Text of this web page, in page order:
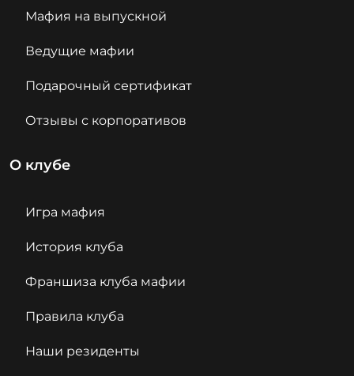
Мафия на выпускной
Ведущие мафии
Подарочный сертификат
Отзывы с корпоративов
О клубе
Игра мафия
История клуба
Франшиза клуба мафии
Правила клуба
Наши резиденты